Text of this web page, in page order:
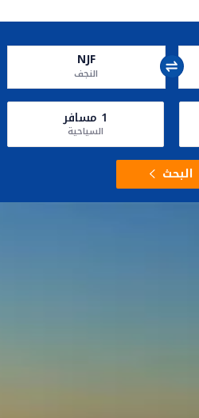
NJF
النجف
1 مسافر
السياحية
البحث